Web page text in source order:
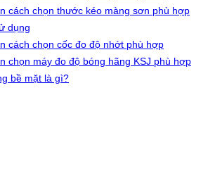
cách chọn thước kéo màng sơn phù hợp
dụng
cách chọn cốc đo độ nhớt phù hợp
chọn máy đo độ bóng hãng KSJ phù hợp
bề mặt là gì?